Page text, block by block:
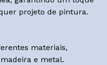
projeto de pintura.
materiais,
e metal.